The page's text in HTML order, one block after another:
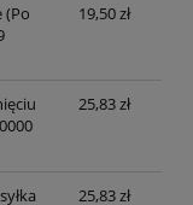
(Po
19,50 zł
25,83 zł
25,83 zł